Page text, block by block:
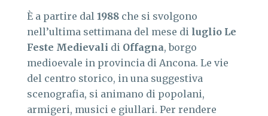
È a partire dal 1988 che si svolgono
nell’ultima settimana del mese di luglio Le
Feste Medievali di Offagna, borgo
medioevale in provincia di Ancona. Le vie
del centro storico, in una suggestiva
scenografia, si animano di popolani,
armigeri, musici e giullari. Per rendere